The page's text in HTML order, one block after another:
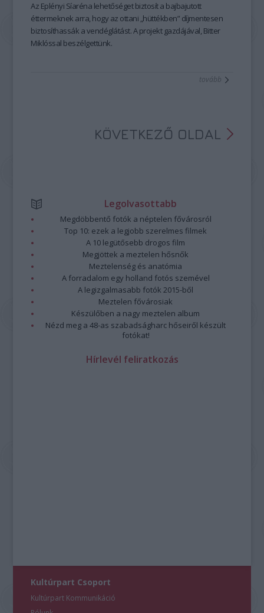
Az Eplényi Síaréna lehetőséget biztosít a bajbajutott
éttermeknek arra, hogy az ottani „hüttékben” díjmentesen
biztosíthassák a vendéglátást. A projekt gazdájával, Bitter
Miklóssal beszélgettünk.
tovább
KÖVETKEZŐ OLDAL
Legolvasottabb
Megdöbbentő fotók a néptelen fővárosról
Top 10: ezek a legjobb szerelmes filmek
A 10 legütősebb drogos film
Megjöttek a meztelen hősnők
Meztelenség és anatómia
A forradalom egy holland fotós szemével
A legizgalmasabb fotók 2015-ből
Meztelen fővárosiak
Készülőben a nagy meztelen album
Nézd meg a 48-as szabadságharc hőseiről készült
fotókat!
Hírlevél feliratkozás
Kultúrpart Csoport
Kultúrpart Kommunikáció